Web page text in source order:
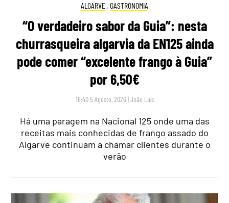
ALGARVE, GASTRONOMIA
“O verdadeiro sabor da Guia”: nesta
churrasqueira algarvia da EN125 ainda
pode comer “excelente frango à Guia”
por 6,50€
16:40 5 Agosto, 2026 |João Luís
Há uma paragem na Nacional 125 onde uma das
receitas mais conhecidas de frango assado do
Algarve continuam a chamar clientes durante o
verão